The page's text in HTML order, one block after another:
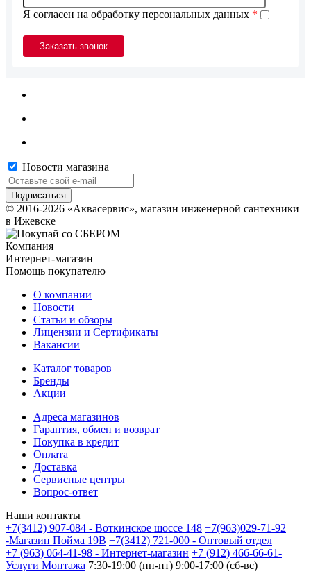
Я согласен на обработку персональных данных *
Новости магазина
© 2016-2026 «Аквасервис», магазин инженерной сантехники
в Ижевске
Компания
Интернет-магазин
Помощь покупателю
О компании
Новости
Статьи и обзоры
Лицензии и Сертификаты
Вакансии
Каталог товаров
Бренды
Акции
Адреса магазинов
Гарантия, обмен и возврат
Покупка в кредит
Оплата
Доставка
Сервисные центры
Вопрос-ответ
Наши контакты
+7(3412) 907-084 - Воткинское шоссе 148 +7(963)029-71-92
-Магазин Пойма 19В +7(3412) 721-000 - Оптовый отдел
+7 (963) 064-41-98 - Интернет-магазин +7 (912) 466-66-61-
Услуги Монтажа 7:30-19:00 (пн-пт) 9:00-17:00 (сб-вс)